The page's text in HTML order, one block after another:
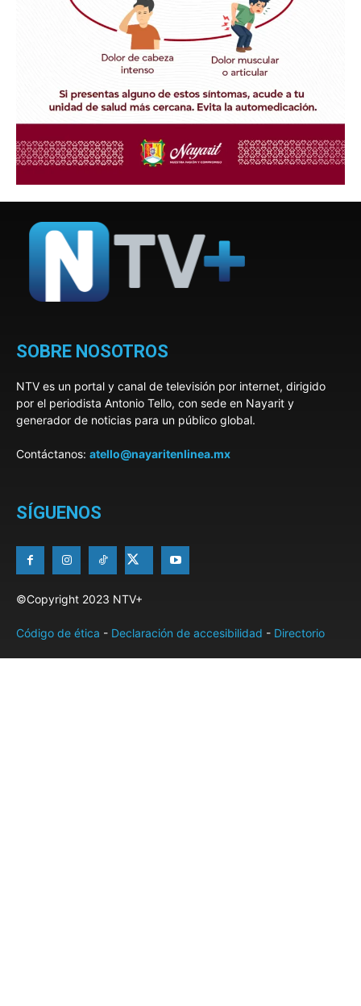
SOBRE NOSOTROS
NTV es un portal y canal de televisión por internet, dirigido
por el periodista Antonio Tello, con sede en Nayarit y
generador de noticias para un público global.
Contáctanos: atello@nayaritenlinea.mx
SÍGUENOS
©Copyright 2023 NTV+
Código de ética - Declaración de accesibilidad - Directorio